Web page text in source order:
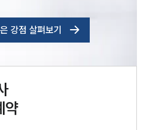
강점 살펴보기
약